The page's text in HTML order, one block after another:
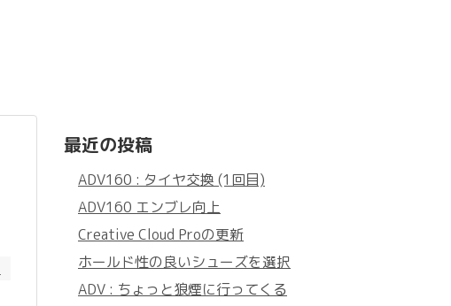
最近の投稿
ADV160 : タイヤ交換 (1回目)
ADV160 エンブレ向上
Creative Cloud Proの更新
ホールド性の良いシューズを選択
ADV : ちょっと狼煙に行ってくる